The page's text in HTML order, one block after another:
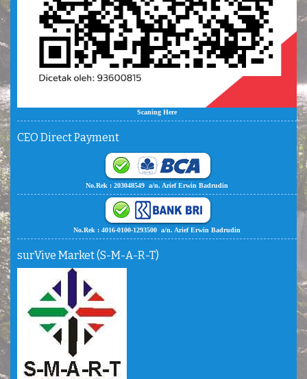
No.Rek : 203048549 a/n. Arief Erwin Badrudin
No.Rek : 4016-0100-1293500 a/n. Arief Erwin Badrudin
surVive Market (S-M-A-R-T)